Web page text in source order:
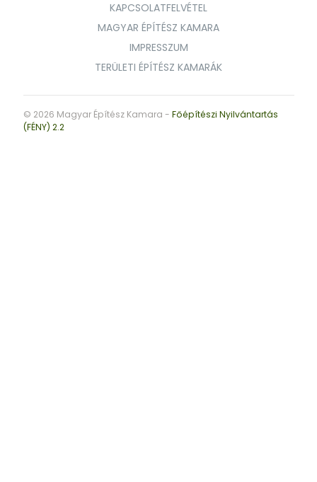
KAPCSOLATFELVÉTEL
MAGYAR ÉPÍTÉSZ KAMARA
IMPRESSZUM
TERÜLETI ÉPÍTÉSZ KAMARÁK
© 2026 Magyar Építész Kamara - Főépítészi Nyilvántartás
(FÉNY) 2.2